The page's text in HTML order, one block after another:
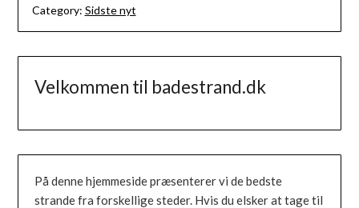
Category: Sidste nyt
Velkommen til badestrand.dk
På denne hjemmeside præsenterer vi de bedste
strande fra forskellige steder. Hvis du elsker at tage til